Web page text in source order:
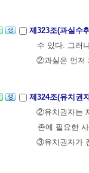
제323조(과실수
수 있다. 그러
②과실은 먼저
제324조(유치권
②유치권자는
존에 필요한
③유치권자가